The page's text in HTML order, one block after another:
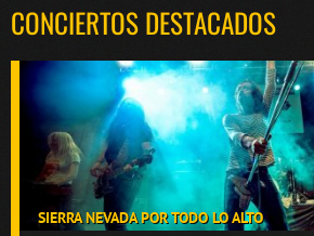
CONCIERTOS DESTACADOS
SIERRA NEVADA POR TODO LO ALTO